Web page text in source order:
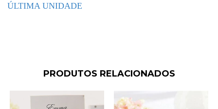
ÚLTIMA UNIDADE
PRODUTOS RELACIONADOS